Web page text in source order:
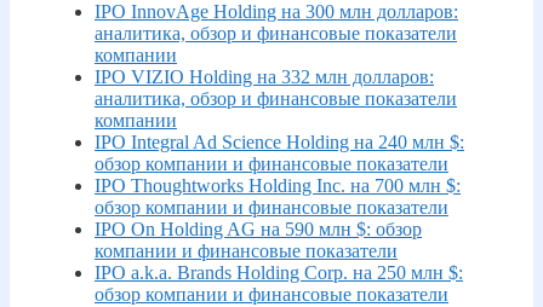
IPO InnovAge Holding на 300 млн долларов:
аналитика, обзор и финансовые показатели
компании
IPO VIZIO Holding на 332 млн долларов:
аналитика, обзор и финансовые показатели
компании
IPO Integral Ad Science Holding на 240 млн $:
обзор компании и финансовые показатели
IPO Thoughtworks Holding Inc. на 700 млн $:
обзор компании и финансовые показатели
IPO On Holding AG на 590 млн $: обзор
компании и финансовые показатели
IPO a.k.a. Brands Holding Corp. на 250 млн $:
обзор компании и финансовые показатели